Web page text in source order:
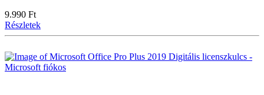
9.990 Ft
Részletek